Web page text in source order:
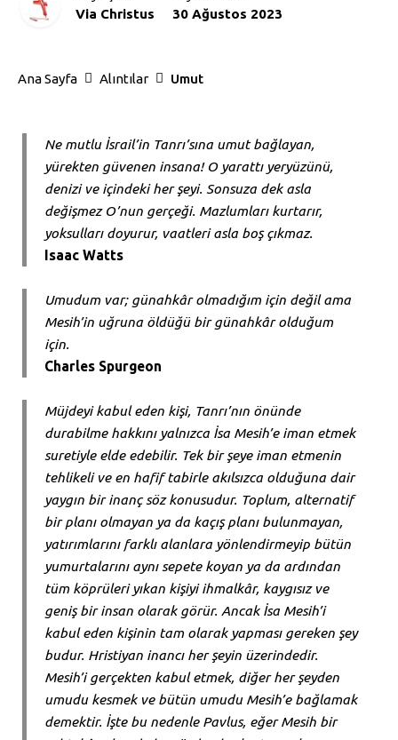
Via Christus
30 Ağustos 2023
Ana Sayfa Alıntılar Umut
Ne mutlu İsrail’in Tanrı’sına umut bağlayan,
yürekten güvenen insana! O yarattı yeryüzünü,
denizi ve içindeki her şeyi. Sonsuza dek asla
değişmez O’nun gerçeği. Mazlumları kurtarır,
yoksulları doyurur, vaatleri asla boş çıkmaz.
Isaac Watts
Umudum var; günahkâr olmadığım için değil ama
Mesih’in uğruna öldüğü bir günahkâr olduğum
için.
Charles Spurgeon
Müjdeyi kabul eden kişi, Tanrı’nın önünde
durabilme hakkını yalnızca İsa Mesih’e iman etmek
suretiyle elde edebilir. Tek bir şeye iman etmenin
tehlikeli ve en hafif tabirle akılsızca olduğuna dair
yaygın bir inanç söz konusudur. Toplum, alternatif
bir planı olmayan ya da kaçış planı bulunmayan,
yatırımlarını farklı alanlara yönlendirmeyip bütün
yumurtalarını aynı sepete koyan ya da ardından
tüm köprüleri yıkan kişiyi ihmalkâr, kaygısız ve
geniş bir insan olarak görür. Ancak İsa Mesih’i
kabul eden kişinin tam olarak yapması gereken şey
budur. Hristiyan inancı her şeyin üzerindedir.
Mesih’i gerçekten kabul etmek, diğer her şeyden
umudu kesmek ve bütün umudu Mesih’e bağlamak
demektir. İşte bu nedenle Pavlus, eğer Mesih bir